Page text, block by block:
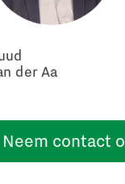
der Aa
Neem contact